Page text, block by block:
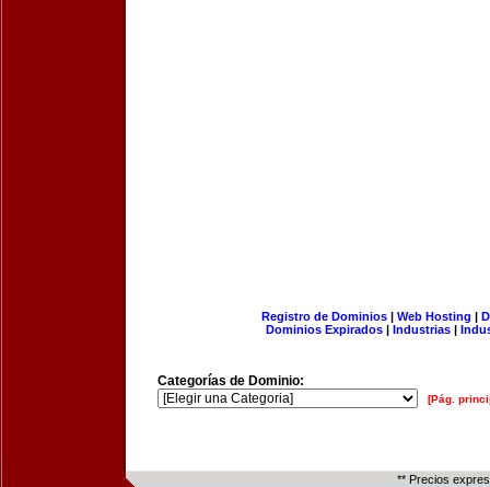
Registro de Dominios| Web Hosting |
Dominios Expirados | Industrias |
Categorías de Dominio:
[Pág.
** Precios